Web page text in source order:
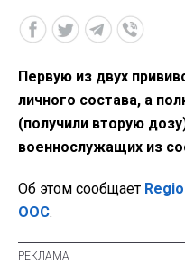
Первую из двух
личного состава, а
(получили вторую
военнослужащих из
Об этом сообщает
ООС.